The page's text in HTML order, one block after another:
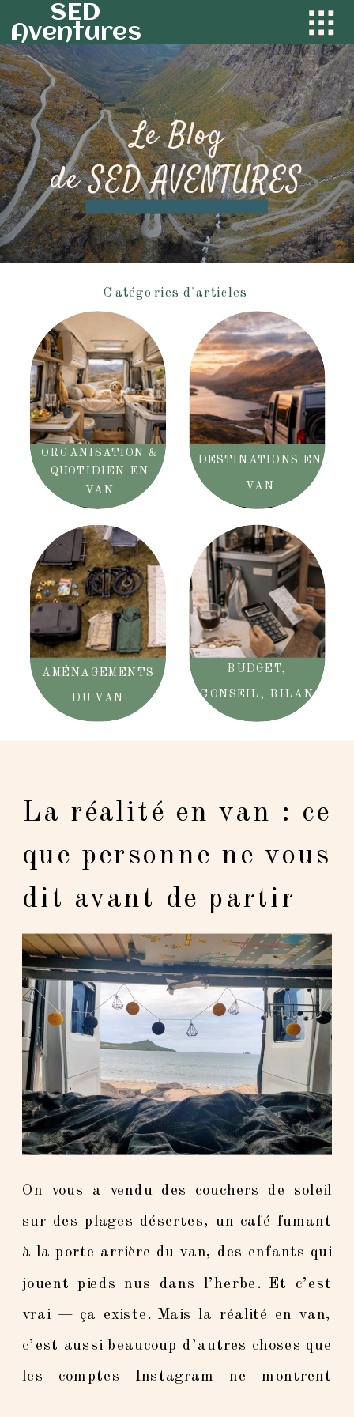
SED
Aventures
Le Blog
de SED AVENTURES
Catégories d'articles
AMÉNAGEMENTS
DU VAN
DESTINATIONS EN
VAN
ORGANISATION &
QUOTIDIEN EN
VAN
BUDGET,
CONSEIL, BILAN
On vous a vendu des couchers de soleil
sur des plages désertes, un café fumant
à la porte arrière du van, des enfants qui
jouent pieds nus dans l’herbe. Et c’est
vrai — ça existe. Mais la réalité en van,
c’est aussi beaucoup d’autres choses que
les comptes Instagram ne montrent
La réalité en van : ce
que personne ne vous
dit avant de partir